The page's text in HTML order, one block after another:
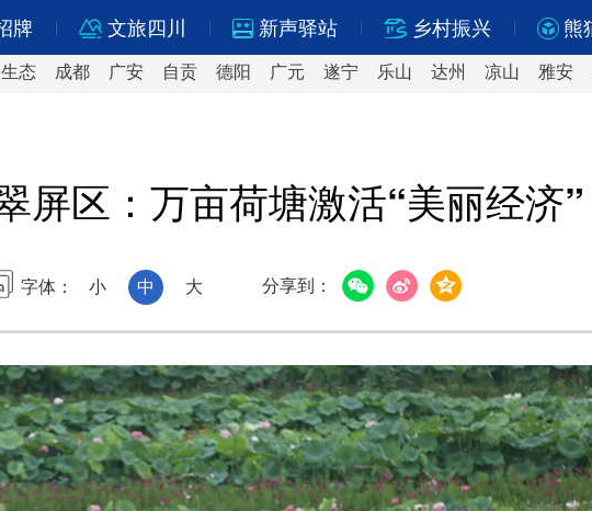
牌 文旅四川 新声驿站 乡村振兴 熊
生态 成都 广安 自贡 德阳 广元 遂宁 乐山 达州 凉山 雅安
屏区：万亩荷塘激活“美丽经济”
字体： 小 中 大 分享到：